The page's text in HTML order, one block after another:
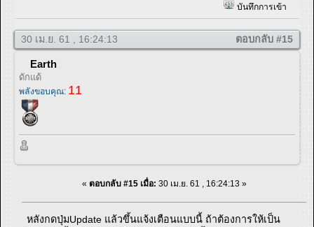
บันทึกการเข้า
30 เม.ย. 61 , 16:24:13 ตอบกลับ #15
Earth
ดักแด้
พลังขอบคุณ: 11
« ตอบกลับ #15 เมื่อ: 30 เม.ย. 61 , 16:24:13 »
หลังกดปุ่มUpdate แล้วขึ้นแจ้งเตือนแบบนี้ ถ้าต้องการให้เป็น